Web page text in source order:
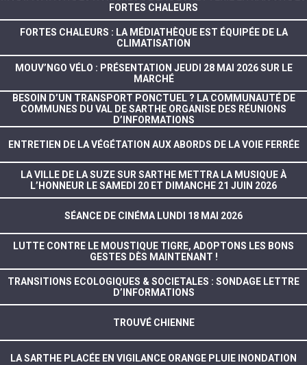
FORTES CHALEURS
FORTES CHALEURS : LA MÉDIATHÈQUE EST ÉQUIPÉE DE LA
CLIMATISATION
MOUV’NGO VÉLO : PRÉSENTATION JEUDI 28 MAI 2026 SUR LE
MARCHÉ
BESOIN D’UN TRANSPORT PONCTUEL ? LA COMMUNAUTÉ DE
COMMUNES DU VAL DE SARTHE ORGANISE DES RÉUNIONS
D’INFORMATIONS
ENTRETIEN DE LA VÉGÉTATION AUX ABORDS DE LA VOIE FERRÉE
LA VILLE DE LA SUZE SUR SARTHE METTRA LA MUSIQUE À
L’HONNEUR LE SAMEDI 20 ET DIMANCHE 21 JUIN 2026
SÉANCE DE CINÉMA LUNDI 18 MAI 2026
LUTTE CONTRE LE MOUSTIQUE TIGRE, ADOPTONS LES BONS
GESTES DÈS MAINTENANT !
TRANSITIONS ECOLOGIQUES & SOCIETALES : SONDAGE LETTRE
D’INFORMATIONS
TROUVÉ CHIENNE
LA SARTHE PLACÉE EN VIGILANCE ORANGE PLUIE INONDATION